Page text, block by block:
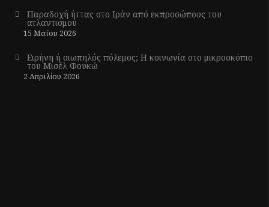
Παραδοχή ήττας στο Ιράν από εκπροσώπους του
ατλαντισμού
15 Μαΐου 2026
Ειρήνη ή σιωπηλός πόλεμος; Η κοινωνία στο μικροσκόπιο
του Μισέλ Φουκώ
2 Απριλίου 2026